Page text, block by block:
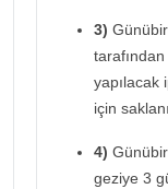
3)
yapılacak
için
4)
geziye 3